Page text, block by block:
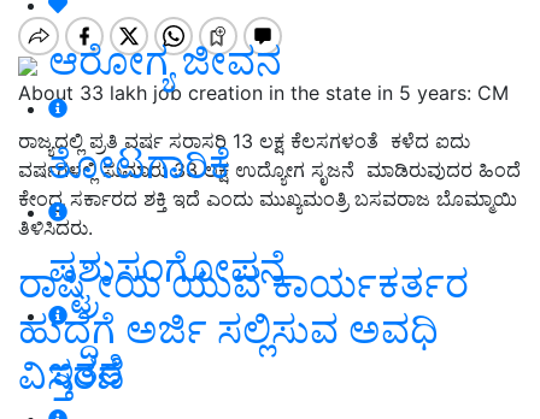
ಆರೋಗ್ಯ ಜೀವನ
ತೋಟಗಾರಿಕೆ
ಪಶುಸಂಗೋಪನೆ
ಇತರೆ
About 33 lakh job creation in the state in 5 years: CM
ರಾಜ್ಯದಲ್ಲಿ ಪ್ರತಿ ವರ್ಷ ಸರಾಸರಿ 13 ಲಕ್ಷ ಕೆಲಸಗಳಂತೆ ಕಳೆದ ಐದು
ವರ್ಷಗಳಲ್ಲಿ ಸುಮಾರು 33 ಲಕ್ಷ ಉದ್ಯೋಗ ಸೃಜನೆ ಮಾಡಿರುವುದರ ಹಿಂದೆ
ಕೇಂದ್ರ ಸರ್ಕಾರದ ಶಕ್ತಿ ಇದೆ ಎಂದು ಮುಖ್ಯಮಂತ್ರಿ ಬಸವರಾಜ ಬೊಮ್ಮಾಯಿ
ತಿಳಿಸಿದರು.
ರಾಷ್ಟ್ರೀಯ ಯುವ ಕಾರ್ಯಕರ್ತರ
ಹುದ್ದೆಗೆ ಅರ್ಜಿ ಸಲ್ಲಿಸುವ ಅವಧಿ
ವಿಸ್ತರಣೆ